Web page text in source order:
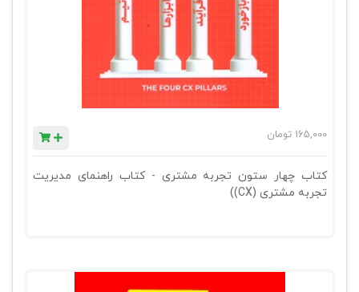
165,000 تومان
کتاب چهار ستون تجربه مشتری - کتاب راهنمای مدیریت
تجربه مشتری (CX))